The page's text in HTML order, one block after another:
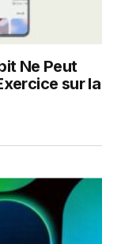
Ne Peut
sur la